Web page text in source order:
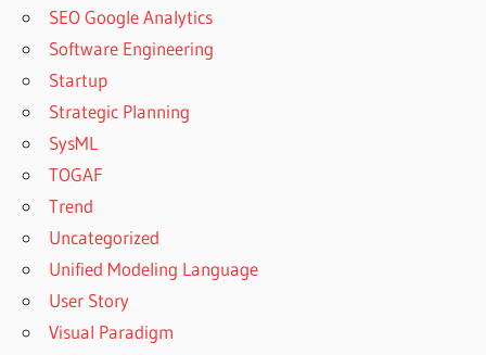
SEO Google Analytics
Software Engineering
Startup
Strategic Planning
SysML
TOGAF
Trend
Uncategorized
Unified Modeling Language
User Story
Visual Paradigm